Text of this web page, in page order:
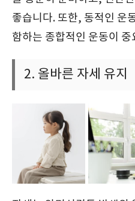
좋습니다. 또한, 동적인 운
함하는 종합적인 운동이 중
2. 올바른 자세 유지